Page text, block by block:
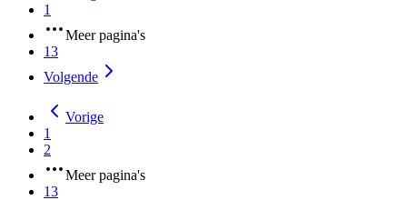
1
Meer pagina's
13
Volgende
Vorige
1
2
Meer pagina's
13